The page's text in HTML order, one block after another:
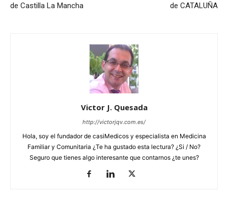
de Castilla La Mancha
de CATALUÑA
Victor J. Quesada
http://victorjqv.com.es/
Hola, soy el fundador de casiMedicos y especialista en Medicina
Familiar y Comunitaria ¿Te ha gustado esta lectura? ¿Si / No?
Seguro que tienes algo interesante que contarnos ¿te unes?